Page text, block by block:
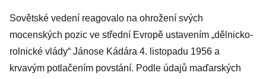
kapitulaci
Sovětské vedení reagovalo na ohrožení svých
mocenských pozic ve střední Evropě ustavením „dělnicko-
rolnické vlády“ Jánose Kádára 4. listopadu 1956 a
krvavým potlačením povstání. Podle údajů maďarských